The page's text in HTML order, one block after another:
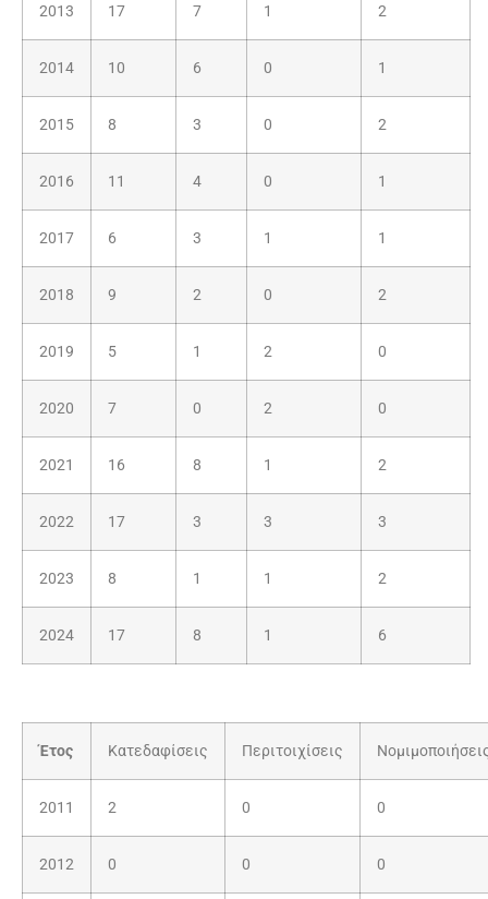
2013 17 7 1 2
2014 10 6 0 1
2015 8 3 0 2
2016 11 4 0 1
2017 6 3 1 1
2018 9 2 0 2
2019 5 1 2 0
2020 7 0 2 0
2021 16 8 1 2
2022 17 3 3 3
2023 8 1 1 2
2024 17 8 1 6
Έτος Κατεδαφίσεις Περιτοιχίσεις
2011 2 0 0
2012 0 0 0